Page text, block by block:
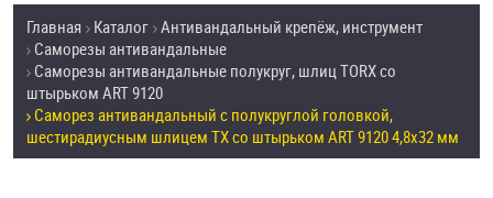
УСЛУГИ
СКИДКИ
ОПТ
Товары со скидкой
Анкеры
Антивандальный крепёж, инструмент
Главная Каталог Антивандальный крепёж, инструмент
Саморезы антивандальные
Саморезы антивандальные полукруг, шлиц TORX со
штырьком ART 9120
Саморез антивандальный с полукруглой головкой,
шестирадиусным шлицем TX со штырьком ART 9120 4,8х32 мм